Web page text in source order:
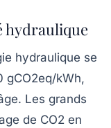
hydraulique
hydraulique se
gCO2eq/kWh,
Les grands
de CO2 en